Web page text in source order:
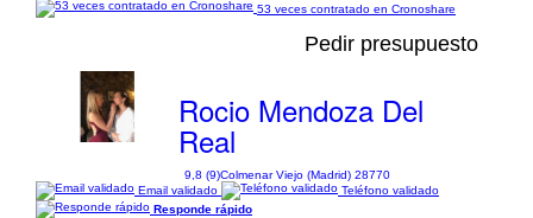
53 veces contratado en Cronoshare
Pedir presupuesto
Rocio Mendoza Del
Real
9,8 (9)Colmenar Viejo (Madrid) 28770
Email validado
Teléfono validado
Responde rápido